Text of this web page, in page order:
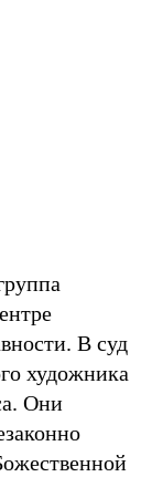
В суд
художника
Они